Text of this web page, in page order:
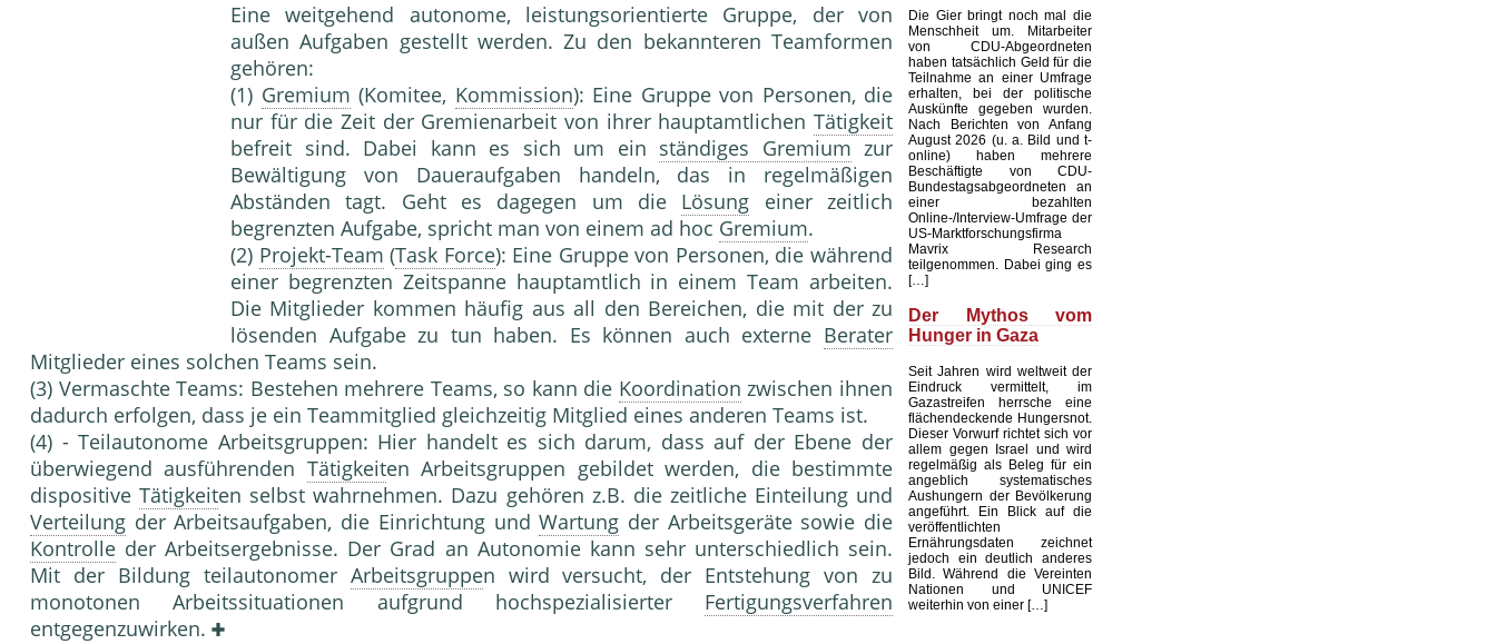
Eine weitgehend autonome, leistungsori­entierte Gruppe, der von
außen Aufgaben ge­stellt werden. Zu den bekannteren Teamformen
gehören:
(1) Gremium (Komitee, Kommission): Eine Grup­pe von Personen, die
nur für die Zeit der Gre­mienarbeit von ihrer hauptamtlichen Tätigkeit
be­freit sind. Dabei kann es sich um ein ständiges Gremium zur
Bewältigung von Daueraufgaben handeln, das in regelmäßigen
Abständen tagt. Geht es dagegen um die Lösung einer zeitlich
begrenzten Aufgabe, spricht man von einem ad hoc Gremium.
(2) Projekt-Team (Task Force): Eine Gruppe von Personen, die während
einer begrenzten Zeit­spanne hauptamtlich in einem Team arbeiten.
Die Mitglieder kommen häufig aus all den Berei­chen, die mit der zu
lösenden Aufgabe zu tun ha­ben. Es können auch externe Berater
Mitglieder eines solchen Teams sein.
(3) Vermaschte Teams: Bestehen mehrere Teams, so kann die Koordination zwischen ihnen
dadurch erfolgen, dass je ein Teammitglied gleichzeitig Mitglied eines anderen Teams ist.
(4) - Teilautonome Arbeitsgruppen: Hier han­delt es sich darum, dass auf der Ebene der
über­wiegend ausführenden Tätigkeiten Arbeitsgrup­pen gebildet werden, die bestimmte
dispositiveTätigkeiten selbst wahrnehmen. Dazu gehören z.B. die zeitliche Einteilung und
Verteilung der Arbeitsaufgaben, die Einrichtung undWartung der Arbeitsgeräte sowie die
Kontrolle der Arbeits­ergebnisse. Der Grad an Autonomie kann sehr unterschiedlich sein.
Mit der Bildung teilautono­mer Arbeitsgruppen wird versucht, der Entste­hung von zu
monotonen Arbeitssituationen auf­grund hochspezialisierter Fertigungsverfahren
entgegenzuwirken.
Die Gier bringt noch mal die
Menschheit um. Mitarbeiter
von CDU-Abgeordneten
haben tatsächlich Geld für die
Teilnahme an einer Umfrage
erhalten, bei der politische
Auskünfte gegeben wurden.
Nach Berichten von Anfang
August 2026 (u. a. Bild und t-
online) haben mehrere
Beschäftigte von CDU-
Bundestagsabgeordneten an
einer bezahlten
Online-/Interview-Umfrage der
US-Marktforschungsfirma
Mavrix Research
teilgenommen. Dabei ging es
[…]
Der Mythos vom
Hunger in Gaza
Seit Jahren wird weltweit der
Eindruck vermittelt, im
Gazastreifen herrsche eine
flächendeckende Hungersnot.
Dieser Vorwurf richtet sich vor
allem gegen Israel und wird
regelmäßig als Beleg für ein
angeblich systematisches
Aushungern der Bevölkerung
angeführt. Ein Blick auf die
veröffentlichten
Ernährungsdaten zeichnet
jedoch ein deutlich anderes
Bild. Während die Vereinten
Nationen und UNICEF
weiterhin von einer […]